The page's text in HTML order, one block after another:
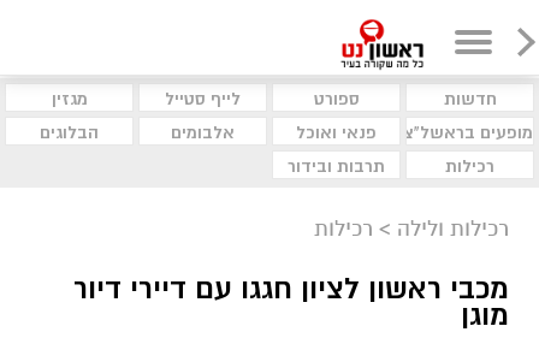
חדשות ספורט לייף סטייל
מגזין
מופעים בראשל"צ
פנאי ואוכל אלבומים
הבלוגים
רכילות
תרבות ובידור
רכילות ולילה > רכילות
מכבי ראשון לציון חגגו עם דיירי דיור
מוגן